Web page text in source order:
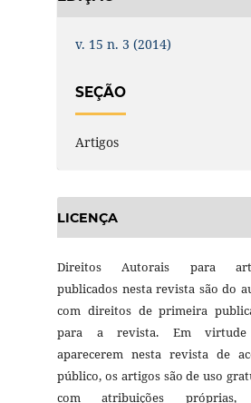
v. 15 n. 3 (2014)
SEÇÃO
Artigos
LICENÇA
Direitos Autorais para
publicados nesta revista são do
com direitos de primeira
para a revista. Em
aparecerem nesta revista de
público, os artigos são de uso
com atribuições próprias,